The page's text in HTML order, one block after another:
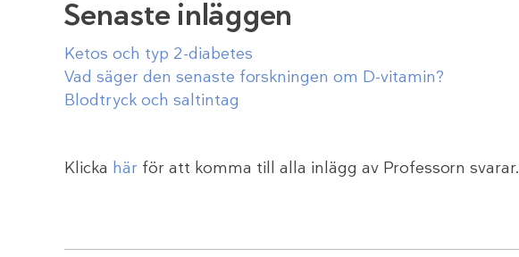
Senaste inläggen
Ketos och typ 2-diabetes
Vad säger den senaste forskningen om D-vitamin?
Blodtryck och saltintag
Klicka här för att komma till alla inlägg av Professorn svarar.